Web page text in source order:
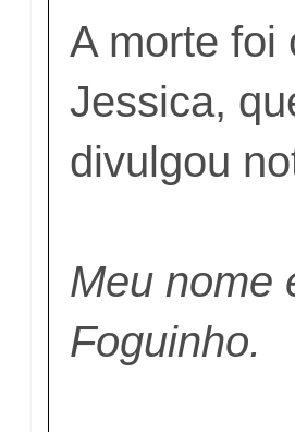
A morte foi
Jessica,
divulgou
Meu nome
Foguinho.